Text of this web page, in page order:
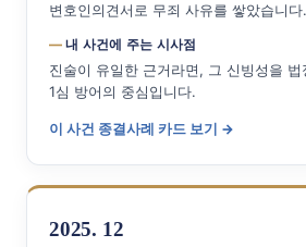
변호인의견서로 무죄 사유를 쌓았습니다.
내 사건에 주는 시사점
진술이 유일한 근거라면, 그 신빙성을
1심 방어의 중심입니다.
이 사건 종결사례 카드 보기 →
2025. 12